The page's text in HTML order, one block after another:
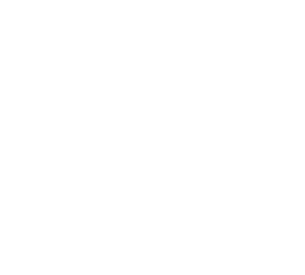
para abordar el problema
«Se trata de adaptar la
mensuales disponibles
según cada tipo de
40% del salario neto